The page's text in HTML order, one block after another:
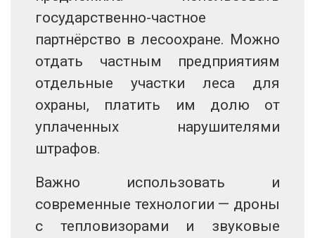
государственно-частное
партнёрство в лесоохране. Можно
отдать частным предприятиям
отдельные участки леса для
охраны, платить им долю от
уплаченных нарушителями
штрафов.
Важно использовать и
современные технологии — дроны
с тепловизорами и звуковые